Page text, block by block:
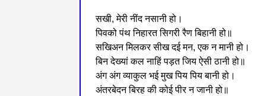
सखी, मेरी नींद नसानी हो।
पिवको पंथ निहारत सिगरी रैण बिहानी हो॥
सखिअन मिलकर सीख दई मन, एक न मानी हो।
बिन देख्यां कल नाहिं पड़त जिय ऐसी ठानी हो॥
अंग अंग व्याकुल भई मुख पिय पिय बानी हो।
अंतरबेदन बिरह की कोई पीर न जानी हो॥